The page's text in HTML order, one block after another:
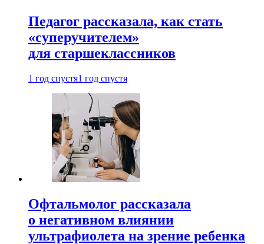
Педагог рассказала, как стать
«суперучителем»
для старшеклассников
1 год спустя1 год спустя
Офтальмолог рассказала
о негативном влиянии
ультрафиолета на зрение ребенка